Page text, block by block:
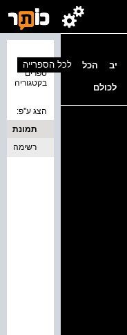
יב הכל
לכולם
ספרים
בקטגוריה
לכל הספרייה
הצג ע''פ:
תמונת
כריכה
רשימה